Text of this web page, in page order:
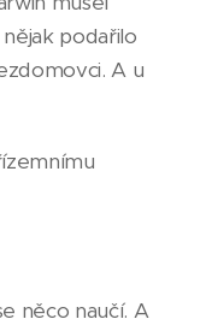
podařilo
A u
něco naučí. A